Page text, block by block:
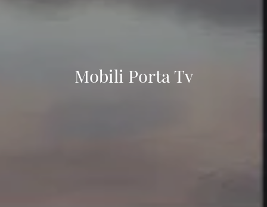
Mobili Porta Tv